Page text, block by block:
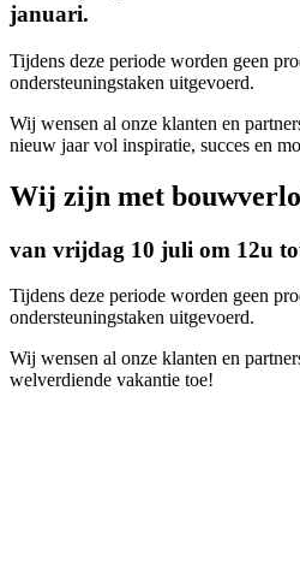
januari.
Tijdens deze periode worden geen
ondersteuningstaken uitgevoerd.
Wij wensen al onze klanten en
nieuw jaar vol inspiratie, succes en
Wij zijn met
van vrijdag 10 juli om 12u
Tijdens deze periode worden geen
ondersteuningstaken uitgevoerd.
Wij wensen al onze klanten en
welverdiende vakantie toe!